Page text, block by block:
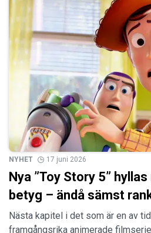
NYHET 17 juni 2026
Nya ”Toy Story 5”
betyg – ändå sämst
Nästa kapitel i det som är en av
framgångsrika animerade